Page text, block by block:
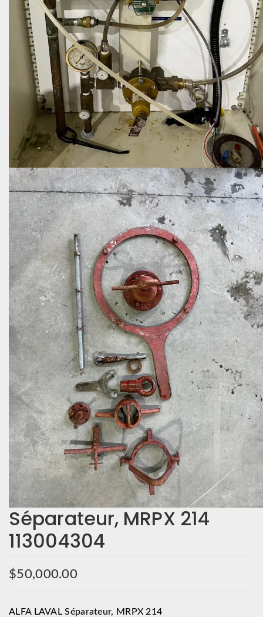
Séparateur, MRPX 214
113004304
$50,000.00
ALFA LAVAL Séparateur, MRPX 214